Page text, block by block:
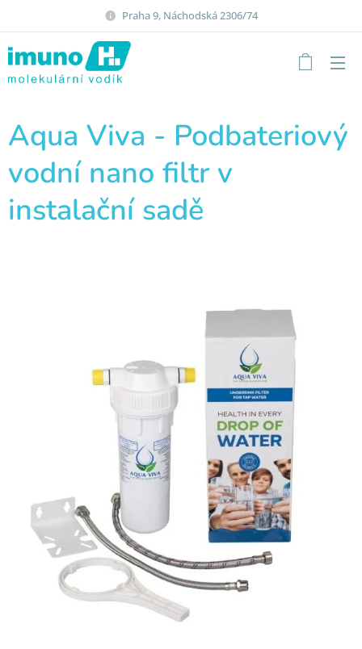
Praha 9, Náchodská 2306/74
Aqua Viva - Podbateriový
vodní nano filtr v
instalační sadě